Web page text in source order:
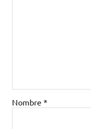
Nombre *